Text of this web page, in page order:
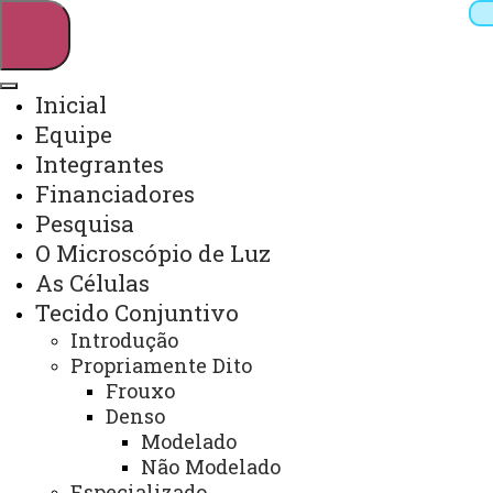
Webmail
Arquivo Virtual
Inicial
Equipe
Integrantes
Financiadores
Pesquisa
O Microscópio de Luz
As Células
Tecido Conjuntivo
Introdução
Propriamente Dito
Frouxo
Denso
Modelado
Não Modelado
Glândula Exócrina Unicelular -
Cél. Caliciforme